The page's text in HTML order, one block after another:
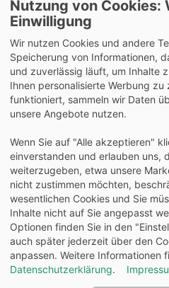
Lieferung auch an
Samstagszustellung
14 Tage
2 Jahre
Alle Texte, Grafiken,
urheberrechtlich
ausdrückliche, schriftliche
© 2026 bits&paper GmbH -
400166173 - Oxford Art Spiral-
Nutzung von Cookies:
Einwilligung
Wir nutzen Cookies und andere
Speicherung von Informationen,
und zuverlässig läuft, um Inhalte
Ihnen personalisierte Werbung zu
funktioniert, sammeln wir Daten
unsere Angebote nutzen.
Wenn Sie auf "Alle akzeptieren"
einverstanden und erlauben uns,
weiterzugeben, etwa unsere
nicht zustimmen möchten,
wesentlichen Cookies und Sie
Inhalte nicht auf Sie angepasst
Optionen finden Sie in den
auch später jederzeit über den
anpassen. Weitere Informationen
Datenschutzerklärung.